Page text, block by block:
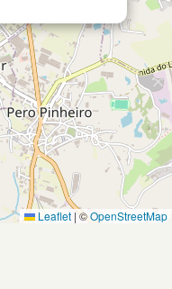
Leaflet |©OpenStreetMap